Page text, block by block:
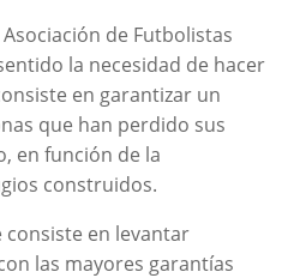
de Futbolistas
la necesidad de hacer
en garantizar un
que han perdido sus
en función de la
construidos.
consiste en levantar
las mayores garantías